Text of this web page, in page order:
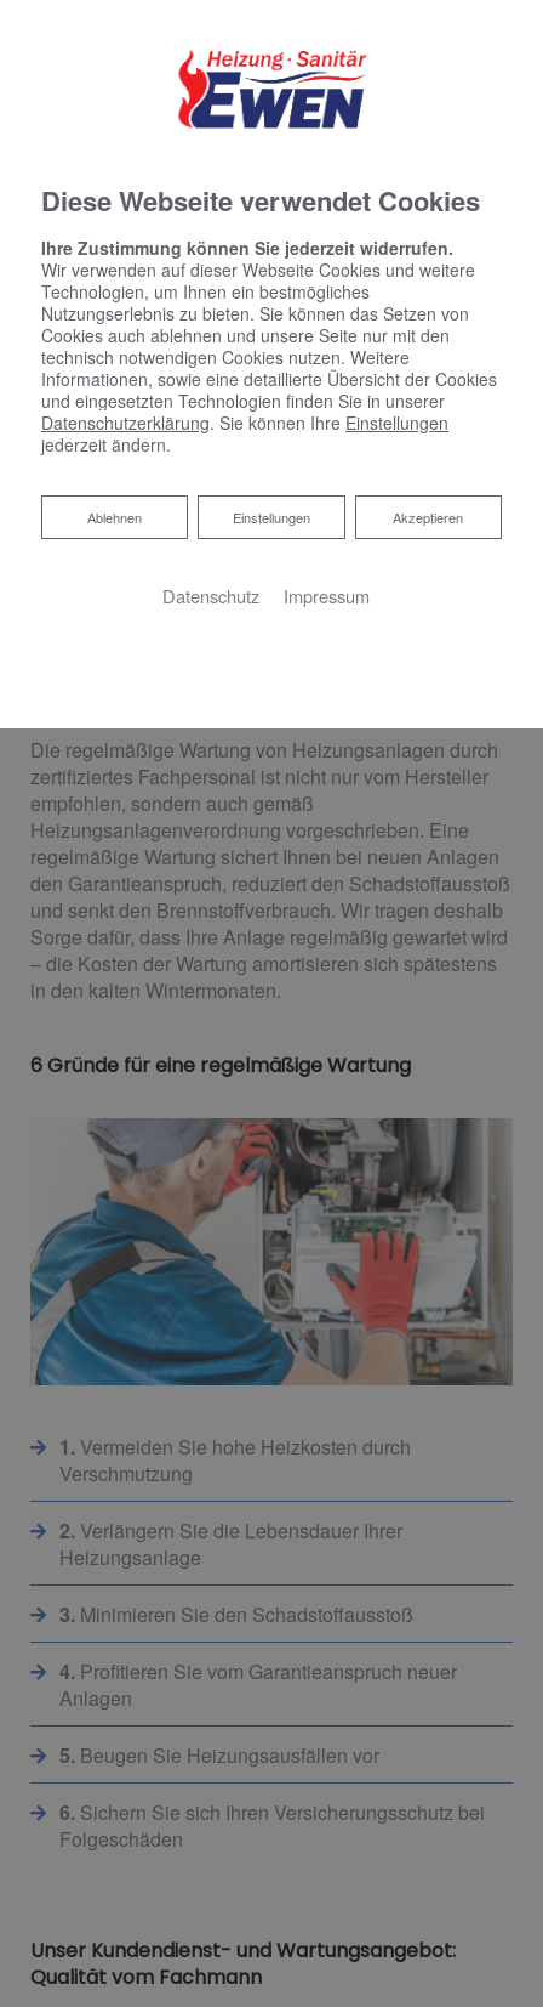
Kundendienst und Wartung
Heizungsbau Ewen sorgt für anhaltende
Wärme
Ein Albtraum: Im Winter fällt die Heizung aus und der
Die regelmäßige Wartung von Heizungsanlagen durch
zertifiziertes Fachpersonal ist nicht nur vom Hersteller
empfohlen, sondern auch gemäß
Heizungsanlagenverordnung vorgeschrieben. Eine
regelmäßige Wartung sichert Ihnen bei neuen Anlagen
den Garantieanspruch, reduziert den Schadstoffausstoß
und senkt den Brennstoffverbrauch. Wir tragen deshalb
Sorge dafür, dass Ihre Anlage regelmäßig gewartet wird
– die Kosten der Wartung amortisieren sich spätestens
in den kalten Wintermonaten.
6 Gründe für eine regelmäßige Wartung
1.Vermeiden Sie hohe Heizkosten durch
Verschmutzung
2.Verlängern Sie die Lebensdauer Ihrer
Heizungsanlage
3.Minimieren Sie den Schadstoffausstoß
4.Profitieren Sie vom Garantieanspruch neuer
Anlagen
5.Beugen Sie Heizungsausfällen vor
6.Sichern Sie sich Ihren Versicherungsschutz bei
Folgeschäden
Unser Kundendienst- und Wartungsangebot:
Qualität vom Fachmann
Diese Webseite verwendet Cookies
Ihre Zustimmung können Sie jederzeit widerrufen.
Wir verwenden auf dieser Webseite Cookies und weitere
Technologien, um Ihnen ein bestmögliches
Nutzungserlebnis zu bieten. Sie können das Setzen von
Cookies auch ablehnen und unsere Seite nur mit den
technisch notwendigen Cookies nutzen. Weitere
Informationen, sowie eine detaillierte Übersicht der Cookies
und eingesetzten Technologien finden Sie in unserer
Datenschutzerklärung. Sie können Ihre Einstellungen
jederzeit ändern.
Akzeptieren
Einstellungen
Ablehnen
Ablehnen
Datenschutz Impressum